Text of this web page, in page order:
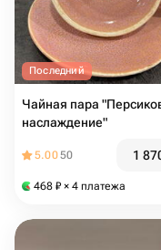
Последний
Чайная пара
наслаждение"
5.0050 1
468 ₽ × 4 платежа